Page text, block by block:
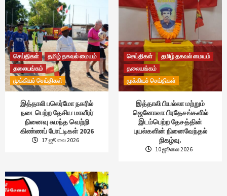
செய்திகள்
தமிழ் தகவல் மையம்
தலையங்கம்
முக்கியச் செய்திகள்
இத்தாலி பலெர்மோ நகரில்
நடைபெற்ற தேசிய மாவீரர்
நினைவு சுமந்த வெற்றி
கிண்ணப் போட்டிகள் 2026
17 ஜூலை 2026
செய்திகள்
தமிழ் தகவல் மையம்
தலையங்கம்
முக்கியச் செய்திகள்
இத்தாலி பியல்லா மற்றும்
ஜெனோவா பிரதேசங்களில்
இடம்பெற்ற தேசத்தின்
புயல்களின் நினைவேந்தல்
நிகழ்வு.
10 ஜூலை 2026